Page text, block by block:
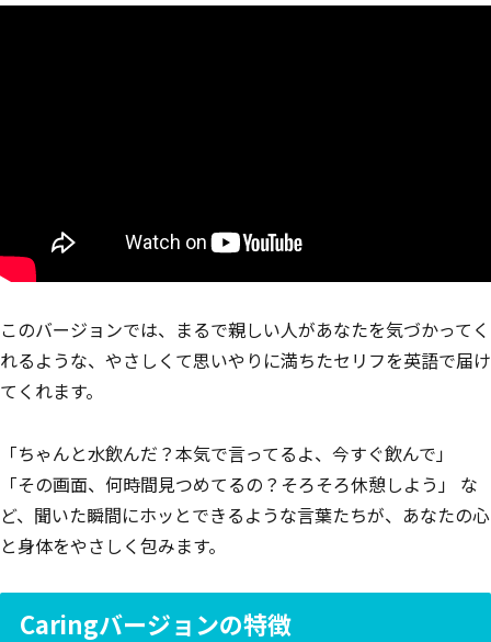
このバージョンでは、まるで親しい人があなたを気づかってく
れるような、やさしくて思いやりに満ちたセリフを英語で届け
てくれます。
「ちゃんと水飲んだ？本気で言ってるよ、今すぐ飲んで」
「その画面、何時間見つめてるの？そろそろ休憩しよう」 な
ど、聞いた瞬間にホッとできるような言葉たちが、あなたの心
と身体をやさしく包みます。
Caringバージョンの特徴